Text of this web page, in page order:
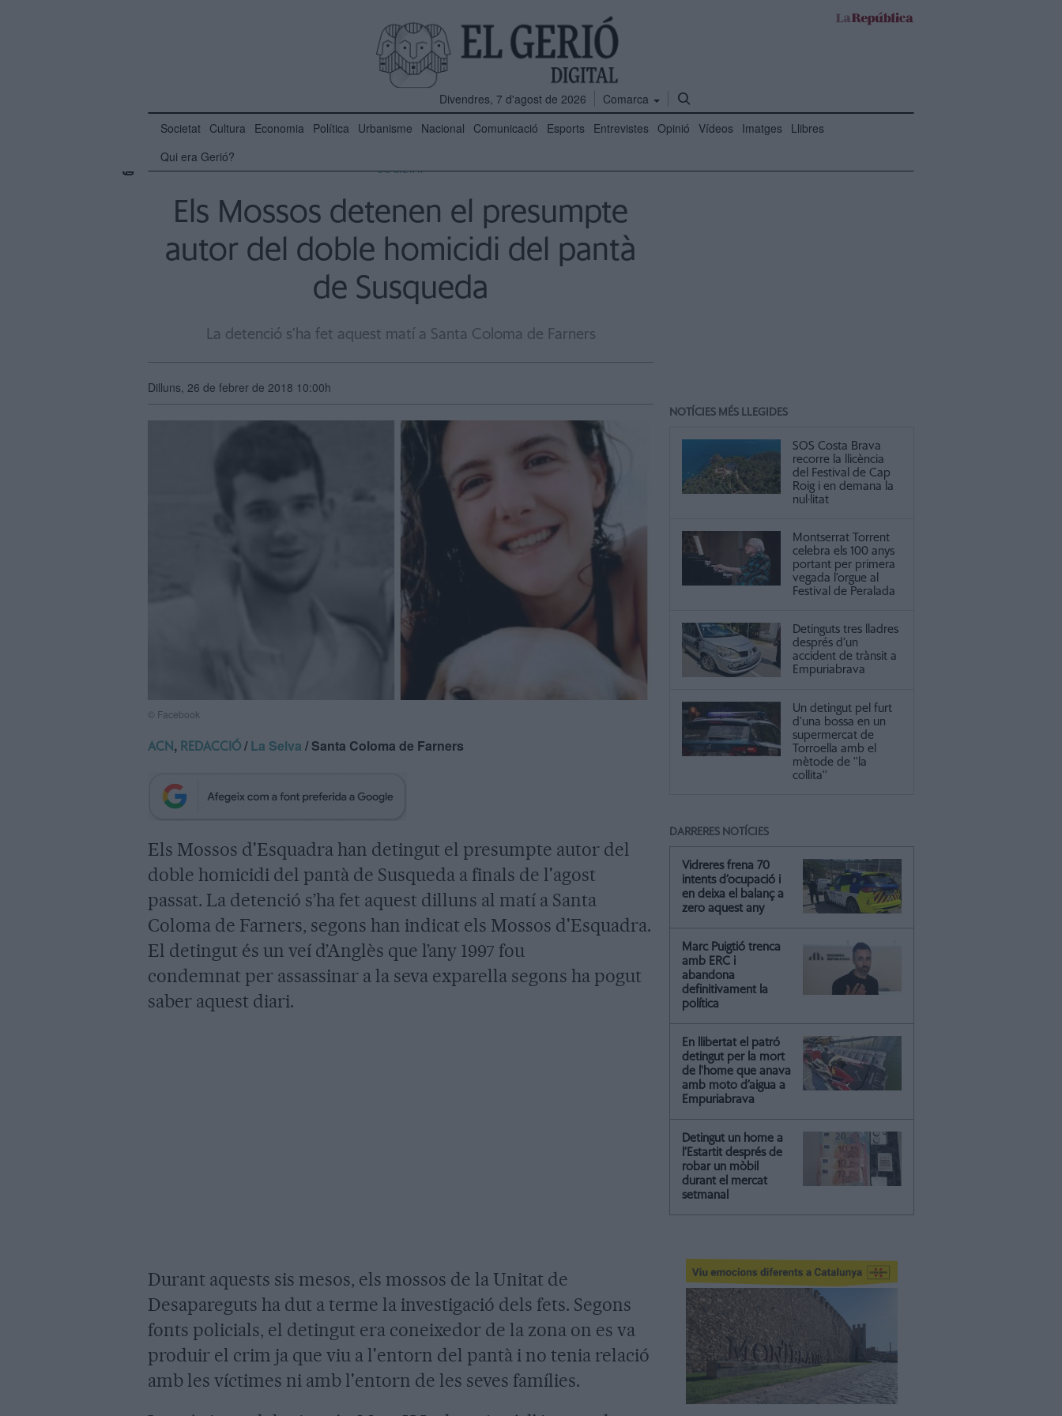
Divendres, 7 d'agost de 2026
Comarca
Societat Cultura Economia Política Urbanisme Nacional Comunicació Esports Entrevistes Opinió Vídeos Imatges Llibres
Qui era Gerió?
SOCIETAT
Els Mossos detenen el presumpte
autor del doble homicidi del pantà
de Susqueda
La detenció s’ha fet aquest matí a Santa Coloma de Farners
Dilluns, 26 de febrer de 2018 10:00h
© Facebook
ACN , REDACCIÓ /La Selva / Santa Coloma de Farners
Els Mossos d'Esquadra han detingut el presumpte autor del
doble homicidi del pantà de Susqueda a finals de l'agost
passat. La detenció s’ha fet aquest dilluns al matí a Santa
Coloma de Farners, segons han indicat els Mossos d'Esquadra.
El detingut és un veí d’Anglès que l’any 1997 fou
condemnat per assassinar a la seva exparella segons ha pogut
saber aquest diari.
Durant aquests sis mesos, els mossos de la Unitat de
Desapareguts ha dut a terme la investigació dels fets. Segons
fonts policials, el detingut era coneixedor de la zona on es va
produir el crim ja que viu a l'entorn del pantà i no tenia relació
amb les víctimes ni amb l'entorn de les seves famílies.
NOTÍCIES MÉS LLEGIDES
SOS Costa Brava
recorre la llicència
del Festival de Cap
Roig i en demana la
nul·litat
Montserrat Torrent
celebra els 100 anys
portant per primera
vegada l’orgue al
Festival de Peralada
Detinguts tres lladres
després d’un
accident de trànsit a
Empuriabrava
Un detingut pel furt
d’una bossa en un
supermercat de
Torroella amb el
mètode de ''la
collita''
DARRERES NOTÍCIES
Vidreres frena 70
intents d’ocupació i
en deixa el balanç a
zero aquest any
Marc Puigtió trenca
amb ERC i
abandona
definitivament la
política
En llibertat el patró
detingut per la mort
de l'home que anava
amb moto d’aigua a
Empuriabrava
Detingut un home a
l’Estartit després de
robar un mòbil
durant el mercat
setmanal